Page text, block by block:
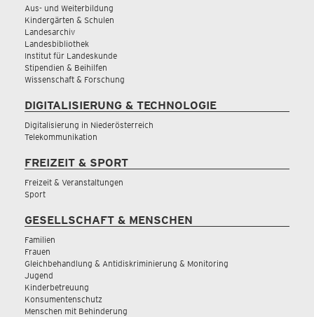
Aus- und Weiterbildung
Kindergärten & Schulen
Landesarchiv
Landesbibliothek
Institut für Landeskunde
Stipendien & Beihilfen
Wissenschaft & Forschung
DIGITALISIERUNG & TECHNOLOGIE
Digitalisierung in Niederösterreich
Telekommunikation
FREIZEIT & SPORT
Freizeit & Veranstaltungen
Sport
GESELLSCHAFT & MENSCHEN
Familien
Frauen
Gleichbehandlung & Antidiskriminierung & Monitoring
Jugend
Kinderbetreuung
Konsumentenschutz
Menschen mit Behinderung